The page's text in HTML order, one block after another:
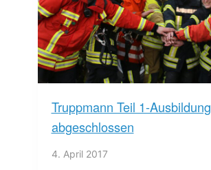
Truppmann Teil 1-Ausbildung
abgeschlossen
4. April 2017